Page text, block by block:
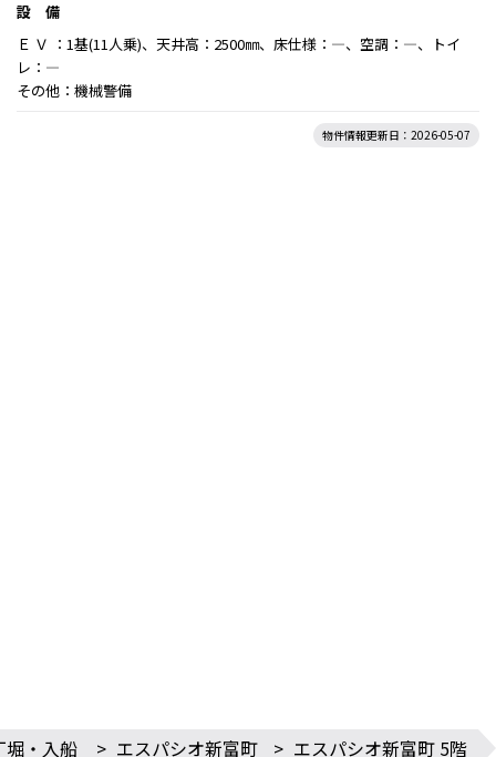
設 備
Ｅ Ｖ ：1基(11人乗)、天井高：2500㎜、床仕様：―、空調：―、トイ
レ：―
その他：機械警備
物件情報更新日：2026-05-07
堀・入船 > エスパシオ新富町 > エスパシオ新富町 5階